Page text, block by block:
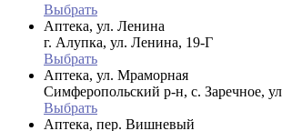
Выбрать
Аптека, ул. Ленина
г. Алупка, ул. Ленина, 19-Г
Выбрать
Аптека, ул. Мраморная
Симферопольский р-н, с. Заречное,
Выбрать
Аптека, пер. Вишневый